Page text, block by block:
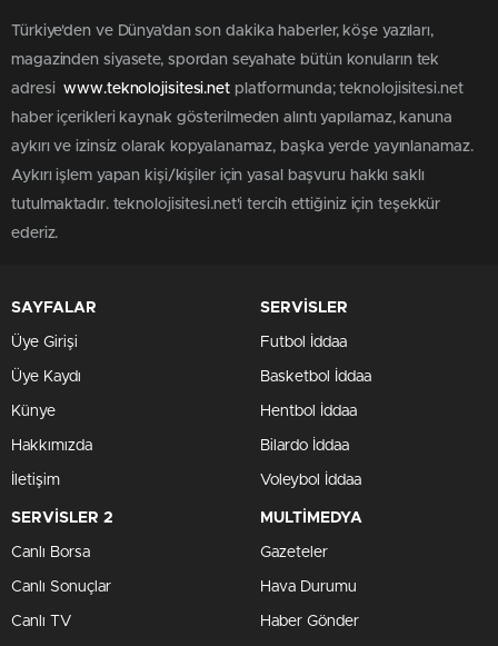
Türkiye'den ve Dünya’dan son dakika haberler, köşe yazıları,
magazinden siyasete, spordan seyahate bütün konuların tek
adresiwww.teknolojisitesi.netplatformunda; teknolojisitesi.net
haber içerikleri kaynak gösterilmeden alıntı yapılamaz, kanuna
aykırı ve izinsiz olarak kopyalanamaz, başka yerde yayınlanamaz.
Aykırı işlem yapan kişi/kişiler için yasal başvuru hakkı saklı
tutulmaktadır. teknolojisitesi.net'i tercih ettiğiniz için teşekkür
ederiz.
SAYFALAR
Üye Girişi
Üye Kaydı
Künye
Hakkımızda
İletişim
SERVİSLER
Futbol İddaa
Basketbol İddaa
Hentbol İddaa
Bilardo İddaa
Voleybol İddaa
SERVİSLER 2
Canlı Borsa
Canlı Sonuçlar
Canlı TV
MULTİMEDYA
Gazeteler
Hava Durumu
Haber Gönder